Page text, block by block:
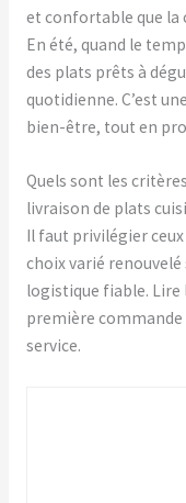
et confortable que la
En été, quand le
des plats prêts à
quotidienne. C’est
bien-être, tout en
Quels sont les
livraison de plats
Il faut privilégier
choix varié
logistique fiable. Lire
première commande
service.